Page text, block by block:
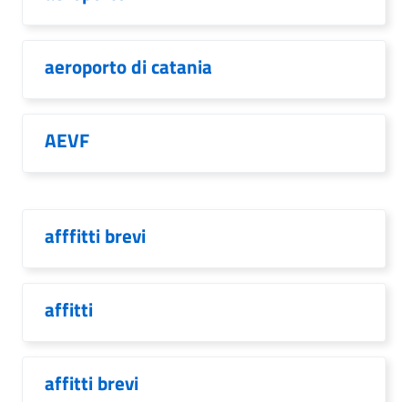
aeroporto di catania
AEVF
afffitti brevi
affitti
affitti brevi